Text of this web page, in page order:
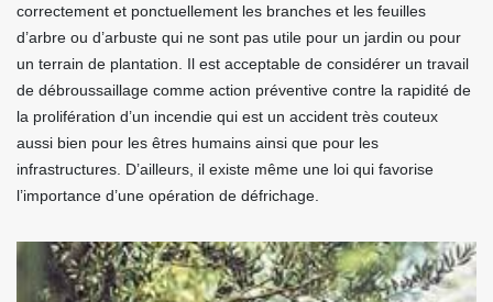
correctement et ponctuellement les branches et les feuilles
d’arbre ou d’arbuste qui ne sont pas utile pour un jardin ou pour
un terrain de plantation. Il est acceptable de considérer un travail
de débroussaillage comme action préventive contre la rapidité de
la prolifération d’un incendie qui est un accident très couteux
aussi bien pour les êtres humains ainsi que pour les
infrastructures. D’ailleurs, il existe même une loi qui favorise
l’importance d’une opération de défrichage.